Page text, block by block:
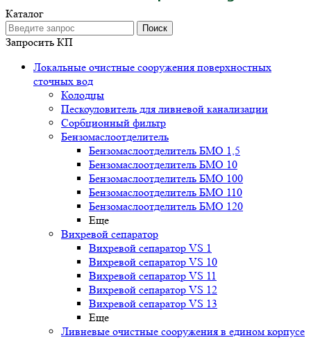
Каталог
Поиск
Запросить КП
Локальные очистные сооружения поверхностных
сточных вод
Колодцы
Пескоуловитель для ливневой канализации
Сорбционный фильтр
Бензомаслоотделитель
Бензомаслоотделитель БМО 1,5
Бензомаслоотделитель БМО 10
Бензомаслоотделитель БМО 100
Бензомаслоотделитель БМО 110
Бензомаслоотделитель БМО 120
Еще
Вихревой сепаратор
Вихревой сепаратор VS 1
Вихревой сепаратор VS 10
Вихревой сепаратор VS 11
Вихревой сепаратор VS 12
Вихревой сепаратор VS 13
Еще
Ливневые очистные сооружения в едином корпусе